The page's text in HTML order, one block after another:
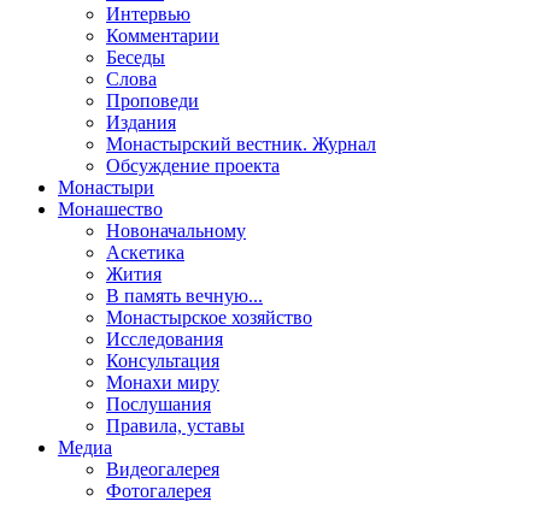
Интервью
Комментарии
Беседы
Слова
Проповеди
Издания
Монастырский вестник. Журнал
Обсуждение проекта
Монастыри
Монашество
Новоначальному
Аскетика
Жития
В память вечную...
Монастырское хозяйство
Исследования
Консультация
Монахи миру
Послушания
Правила, уставы
Медиа
Видеогалерея
Фотогалерея